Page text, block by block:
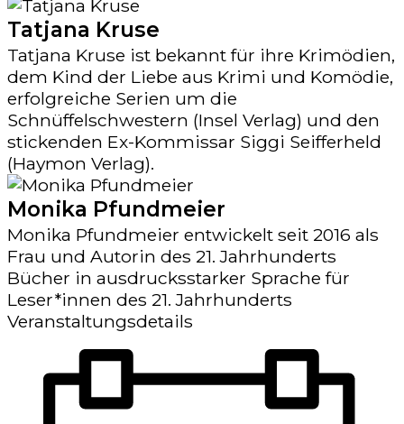
Tatjana Kruse
Tatjana Kruse ist bekannt für ihre Krimödien,
dem Kind der Liebe aus Krimi und Komödie,
erfolgreiche Serien um die
Schnüffelschwestern (Insel Verlag) und den
stickenden Ex-Kommissar Siggi Seifferheld
(Haymon Verlag).
Monika Pfundmeier
Monika Pfundmeier entwickelt seit 2016 als
Frau und Autorin des 21. Jahrhunderts
Bücher in ausdrucksstarker Sprache für
Leser*innen des 21. Jahrhunderts
Veranstaltungsdetails